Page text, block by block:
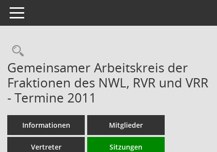
Toggle navigation
Rechercheauswahl
Gemeinsamer Arbeitskreis der
Fraktionen des NWL, RVR und VRR
- Termine 2011
Informationen Mitglieder
Vertreter Sitzungen